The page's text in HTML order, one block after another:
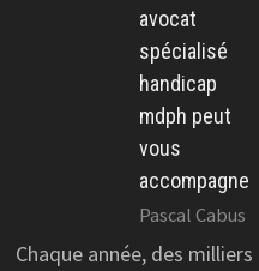
avocat
spécialisé
handicap
mdph peut
vous
accompagne
Pascal Cabus
Chaque année, des milliers